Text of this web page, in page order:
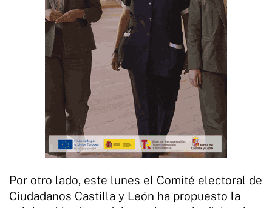
Por otro lado, este lunes el Comité electoral de
Ciudadanos Castilla y León ha propuesto la